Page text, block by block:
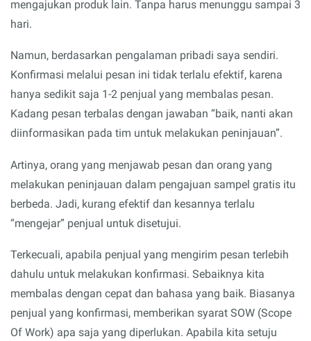
mengajukan produk lain. Tanpa harus menunggu sampai 3
hari.
Namun, berdasarkan pengalaman pribadi saya sendiri.
Konfirmasi melalui pesan ini tidak terlalu efektif, karena
hanya sedikit saja 1-2 penjual yang membalas pesan.
Kadang pesan terbalas dengan jawaban “baik, nanti akan
diinformasikan pada tim untuk melakukan peninjauan”.
Artinya, orang yang menjawab pesan dan orang yang
melakukan peninjauan dalam pengajuan sampel gratis itu
berbeda. Jadi, kurang efektif dan kesannya terlalu
“mengejar” penjual untuk disetujui.
Terkecuali, apabila penjual yang mengirim pesan terlebih
dahulu untuk melakukan konfirmasi. Sebaiknya kita
membalas dengan cepat dan bahasa yang baik. Biasanya
penjual yang konfirmasi, memberikan syarat SOW (Scope
Of Work) apa saja yang diperlukan. Apabila kita setuju